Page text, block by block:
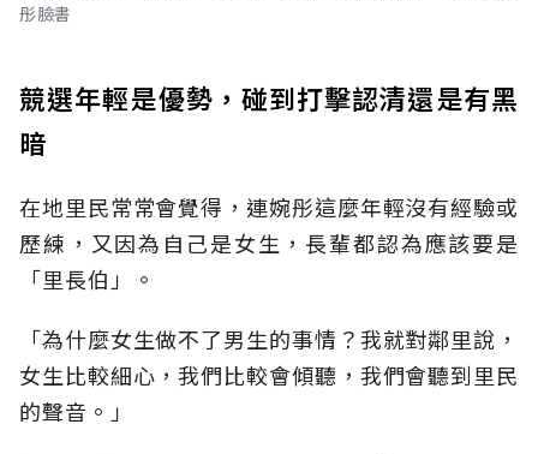
彤臉書
競選年輕是優勢，碰到打擊認清還是有黑
暗
在地里民常常會覺得，連婉彤這麼年輕沒有經驗或
歷練，又因為自己是女生，長輩都認為應該要是
「里長伯」。
「為什麼女生做不了男生的事情？我就對鄰里說，
女生比較細心，我們比較會傾聽，我們會聽到里民
的聲音。」